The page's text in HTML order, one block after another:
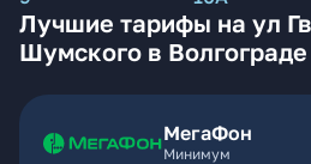
Лучшие тарифы на ул
Шумского в Волгограде
МегаФон
Минимум